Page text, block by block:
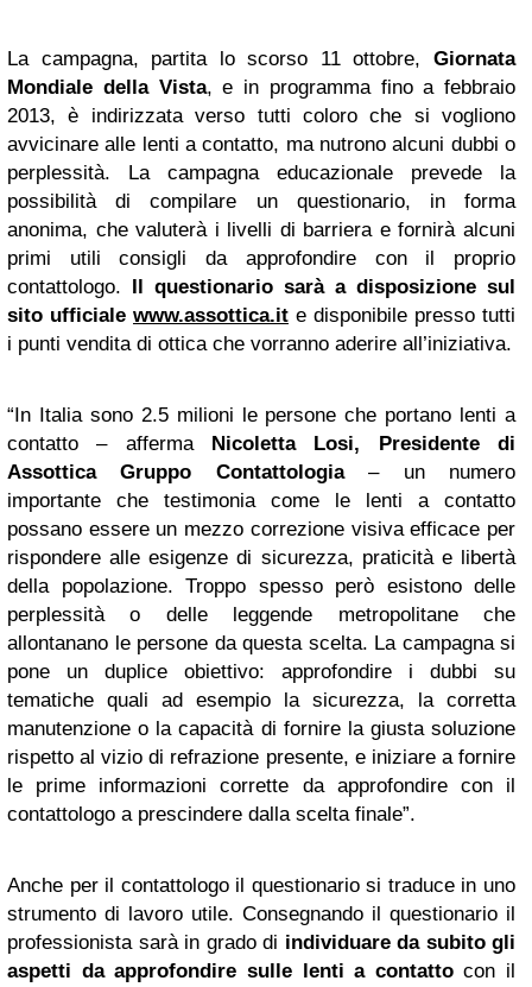
La campagna, partita lo scorso 11 ottobre, Giornata
Mondiale della Vista, e in programma fino a febbraio
2013, è indirizzata verso tutti coloro che si vogliono
avvicinare alle lenti a contatto, ma nutrono alcuni dubbi o
perplessità. La campagna educazionale prevede la
possibilità di compilare un questionario, in forma
anonima, che valuterà i livelli di barriera e fornirà alcuni
primi utili consigli da approfondire con il proprio
contattologo. Il questionario sarà a disposizione sul
sito ufficiale www.assottica.it e disponibile presso tutti
i punti vendita di ottica che vorranno aderire all’iniziativa.
“In Italia sono 2.5 milioni le persone che portano lenti a
contatto – affermaNicoletta Losi, Presidente di
Assottica Gruppo Contattologia– un numero
importante che testimonia come le lenti a contatto
possano essere un mezzo correzione visiva efficace per
rispondere alle esigenze di sicurezza, praticità e libertà
della popolazione. Troppo spesso però esistono delle
perplessità o delle leggende metropolitane che
allontanano le persone da questa scelta. La campagna si
pone un duplice obiettivo: approfondire i dubbi su
tematiche quali ad esempio la sicurezza, la corretta
manutenzione o la capacità di fornire la giusta soluzione
rispetto al vizio di refrazione presente, e iniziare a fornire
le prime informazioni corrette da approfondire con il
contattologo a prescindere dalla scelta finale”.
Anche per il contattologo il questionario si traduce in uno
strumento di lavoro utile. Consegnando il questionario il
professionista sarà in grado di individuare da subito gli
aspetti da approfondire sulle lenti a contattocon il